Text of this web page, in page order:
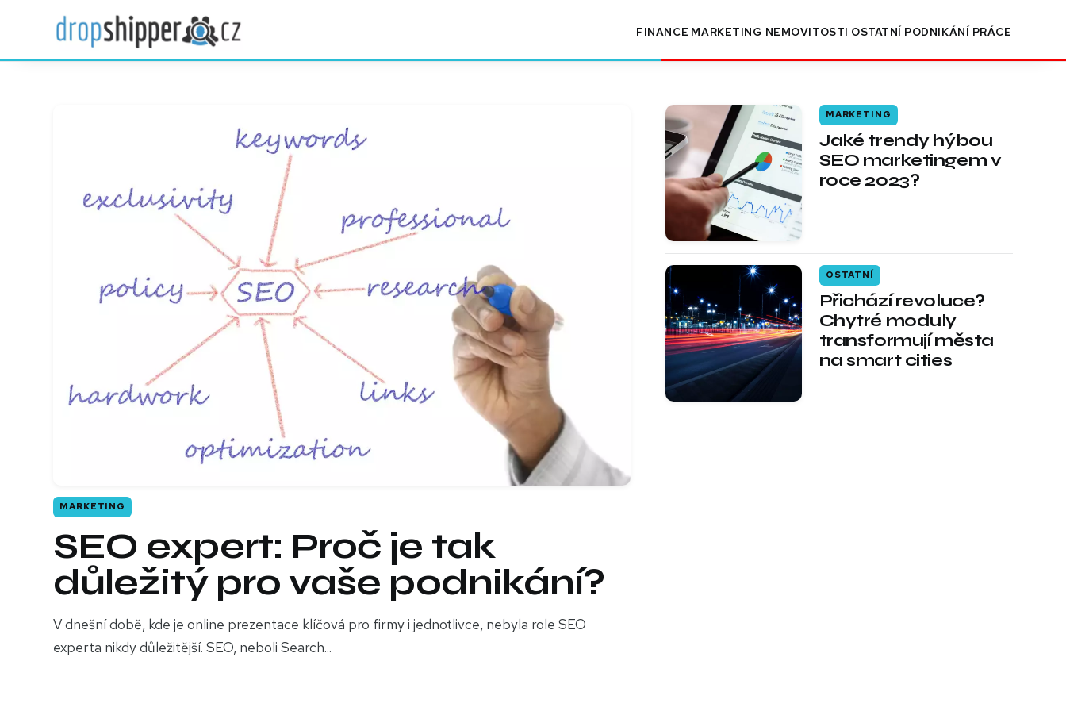
FINANCE MARKETING NEMOVITOSTI OSTATNÍ PODNIKÁNÍ PRÁCE
SEO expert: Proč je tak
důležitý pro vaše podnikání?
V dnešní době, kde je online prezentace klíčová pro firmy i jednotlivce, nebyla role SEO
experta nikdy důležitější. SEO, neboli Search...
MARKETING
Jaké trendy hýbou
SEO marketingem v
roce 2023?
MARKETING
Přichází revoluce?
Chytré moduly
transformují města
na smart cities
OSTATNÍ